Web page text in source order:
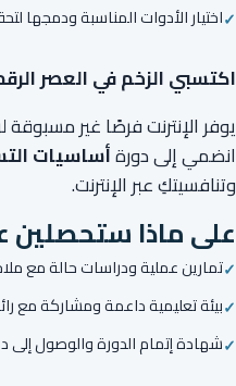
اختيار الأدوات المناسبة ودمجها
اكتسبي الزخم في العصر
يوفر الإنترنت فرصًا غير مسبوقة
انضمي إلى دورةأساسيات
وتنافسيتكِ عبر الإنترنت.
على ماذا ستحصلين
تمارين عملية ودراسات حالة مع
بيئة تعليمية داعمة ومشاركة مع
شهادة إتمام الدورة والوصول